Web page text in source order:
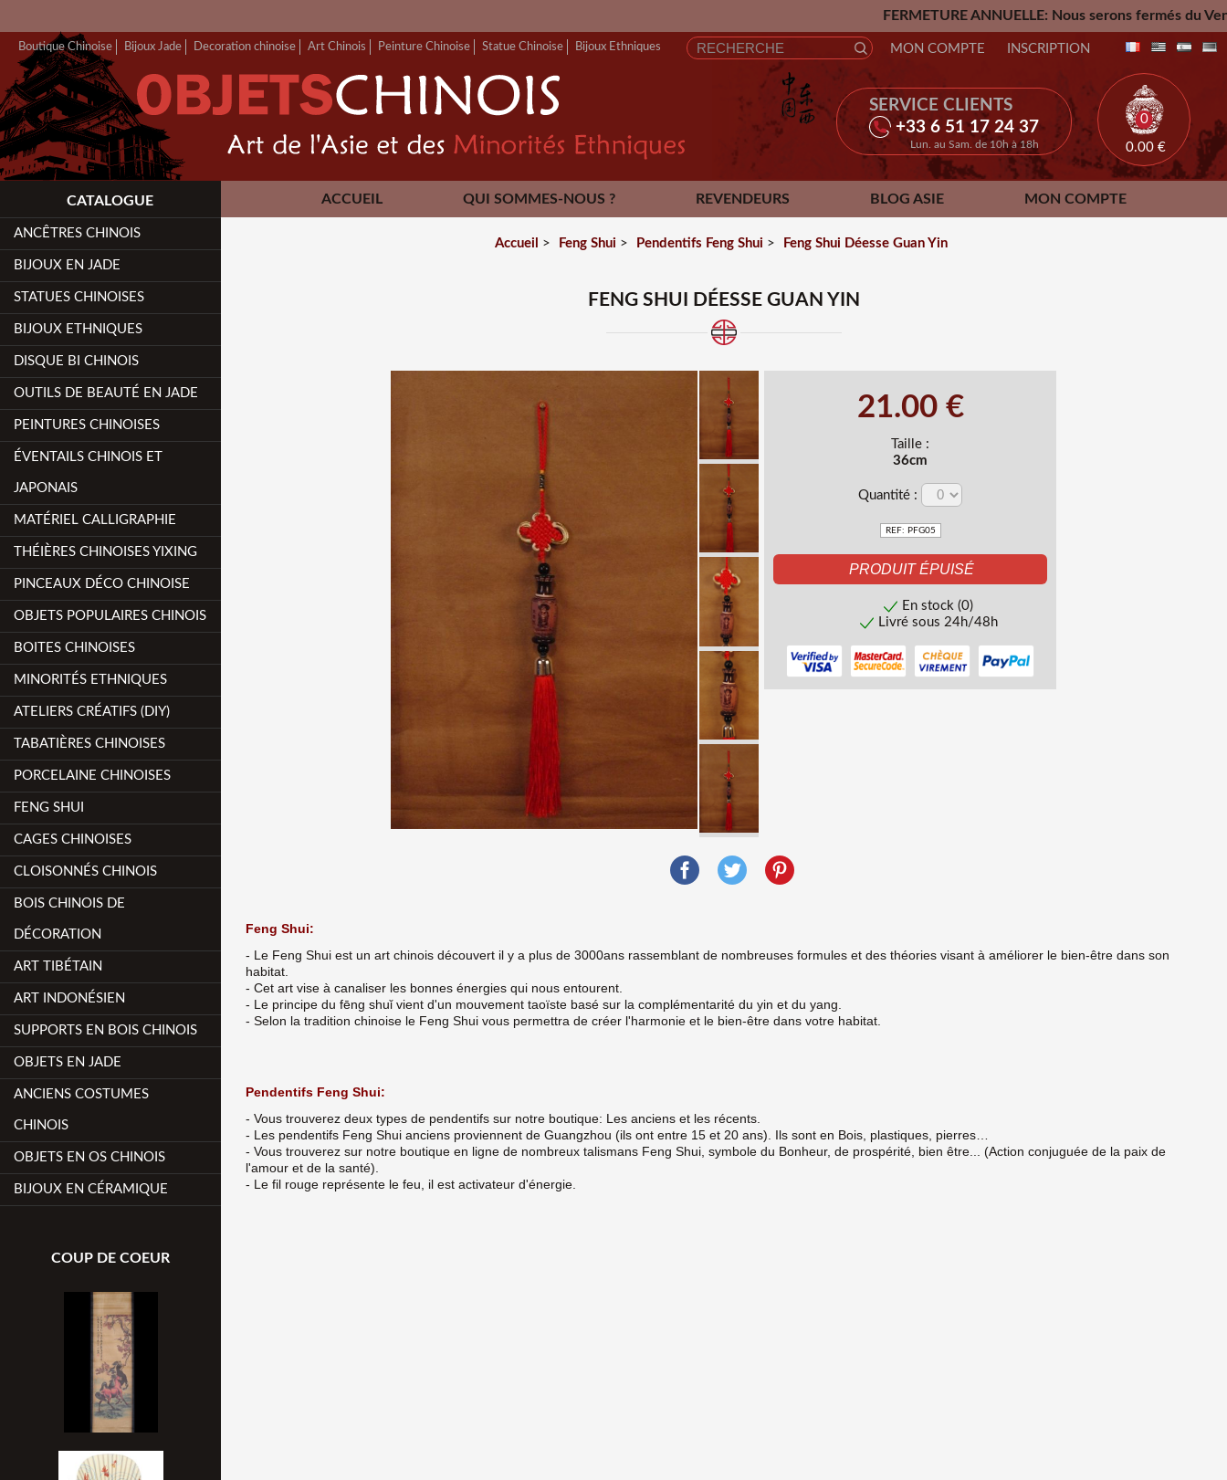
FERMETURE ANNUELLE: Nous serons fermés du Vendredi 24
Boutique Chinoise Bijoux Jade Decoration chinoise Art Chinois Peinture Chinoise Statue Chinoise Bijoux Ethniques
SERVICE CLIENTS
+33 6 51 17 24 37
Lun. au Sam. de 10h à 18h
MON COMPTE INSCRIPTION
0
0.00 €
ACCUEIL QUI SOMMES-NOUS ? REVENDEURS BLOG ASIE MON COMPTE
CONTACT
CATALOGUE
ANCÊTRES CHINOIS
BIJOUX EN JADE
STATUES CHINOISES
BIJOUX ETHNIQUES
DISQUE BI CHINOIS
OUTILS DE BEAUTÉ EN JADE
PEINTURES CHINOISES
ÉVENTAILS CHINOIS ET
JAPONAIS
MATÉRIEL CALLIGRAPHIE
THÉIÈRES CHINOISES YIXING
PINCEAUX DÉCO CHINOISE
OBJETS POPULAIRES CHINOIS
BOITES CHINOISES
MINORITÉS ETHNIQUES
ATELIERS CRÉATIFS (DIY)
TABATIÈRES CHINOISES
PORCELAINE CHINOISES
FENG SHUI
CAGES CHINOISES
CLOISONNÉS CHINOIS
BOIS CHINOIS DE
DÉCORATION
ART TIBÉTAIN
ART INDONÉSIEN
SUPPORTS EN BOIS CHINOIS
OBJETS EN JADE
ANCIENS COSTUMES
CHINOIS
OBJETS EN OS CHINOIS
BIJOUX EN CÉRAMIQUE
COUP DE COEUR
Accueil > Feng Shui > Pendentifs Feng Shui > Feng Shui Déesse Guan Yin
FENG SHUI DÉESSE GUAN YIN
21.00 €
Taille :
36cm
Quantité :
REF: PFG05
En stock (0)
Livré sous 24h/48h
Feng Shui:
- Le Feng Shui est un art chinois découvert il y a plus de 3000ans rassemblant de nombreuses formules et des théories visant à améliorer le bien-être dans son
habitat.
- Cet art vise à canaliser les bonnes énergies qui nous entourent.
- Le principe du fēng shuǐ vient d'un mouvement taoïste basé sur la complémentarité du yin et du yang.
- Selon la tradition chinoise le Feng Shui vous permettra de créer l'harmonie et le bien-être dans votre habitat.
Pendentifs Feng Shui:
- Vous trouverez deux types de pendentifs sur notre boutique: Les anciens et les récents.
- Les pendentifs Feng Shui anciens proviennent de Guangzhou (ils ont entre 15 et 20 ans). Ils sont en Bois, plastiques, pierres…
- Vous trouverez sur notre boutique en ligne de nombreux talismans Feng Shui, symbole du Bonheur, de prospérité, bien être... (Action conjuguée de la paix de
l'amour et de la santé).
- Le fil rouge représente le feu, il est activateur d'énergie.